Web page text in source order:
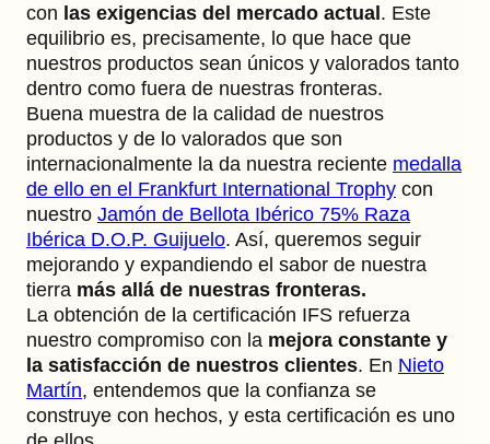
con las exigencias del mercado actual . Este
equilibrio es, precisamente, lo que hace que
nuestros productos sean únicos y valorados tanto
dentro como fuera de nuestras fronteras.
Buena muestra de la calidad de nuestros
productos y de lo valorados que son
internacionalmente la da nuestra reciente medalla
de ello en el Frankfurt International Trophy con
nuestro Jamón de Bellota Ibérico 75% Raza
Ibérica D.O.P. Guijuelo. Así, queremos seguir
mejorando y expandiendo el sabor de nuestra
tierra más allá de nuestras fronteras.
La obtención de la certificación IFS refuerza
nuestro compromiso con la mejora constante y
la satisfacción de nuestros clientes. En Nieto
Martín, entendemos que la confianza se
construye con hechos, y esta certificación es uno